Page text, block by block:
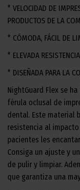
* VELOCIDAD DE
PRODUCTOS DE LA
* CÓMODA, FÁCIL DE
* ELEVADA
* DISEÑADA PARA LA
NightGuard Flex se
férula oclusal de
dental. Este material
resistencia al
pacientes les
Consiga un ajuste y
de pulir y limpiar.
que garantiza una